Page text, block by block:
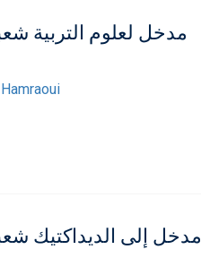
مدخل لعلوم التربية
مدخل إلى الديداكتيك